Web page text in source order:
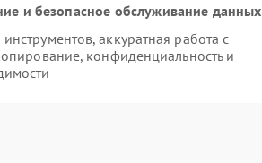
и безопасное обслуживание данных
аккуратная работа с
конфиденциальность и